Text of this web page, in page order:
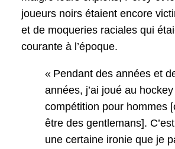
joueurs noirs étaient encore
et de moqueries raciales qui
courante à l’époque.
« Pendant des années et
années, j’ai joué au
compétition pour hommes
être des gentlemans].
une certaine ironie que je